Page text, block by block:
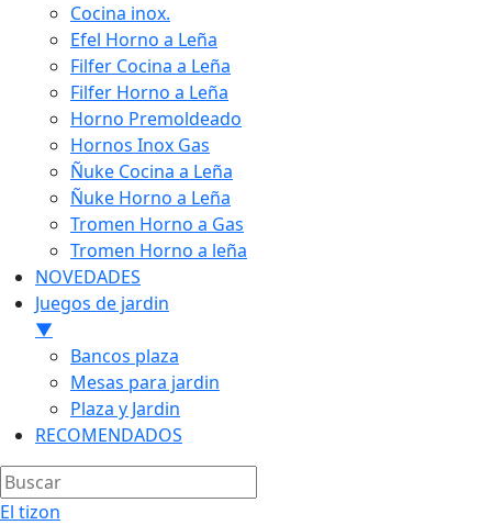
Cocina inox.
Efel Horno a Leña
Filfer Cocina a Leña
Filfer Horno a Leña
Horno Premoldeado
Hornos Inox Gas
Ñuke Cocina a Leña
Ñuke Horno a Leña
Tromen Horno a Gas
Tromen Horno a leña
NOVEDADES
Juegos de jardin
▼
Bancos plaza
Mesas para jardin
Plaza y Jardin
RECOMENDADOS
El tizon